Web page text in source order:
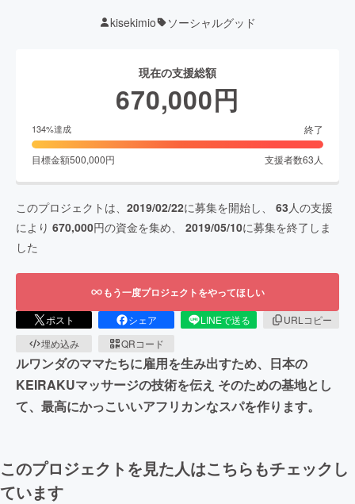
kisekimio ソーシャルグッド
現在の支援総額
670,000円
134%達成 終了
目標金額500,000円 支援者数63 人
このプロジェクトは、 2019/02/22に募集を開始し、 63 人の支援
により 670,000円の資金を集め、 2019/05/10に募集を終了しま
した
もう一度プロジェクトをやってほしい
ポスト シェア LINEで送る
URLコピー
埋め込み
QRコード
ルワンダのママたちに雇用を生み出すため、日本の
KEIRAKUマッサージの技術を伝え そのための基地とし
て、最高にかっこいいアフリカンなスパを作ります。
このプロジェクトを見た人はこちらもチェックし
ています